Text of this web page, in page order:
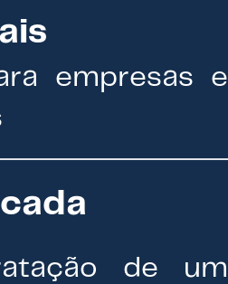
empresas e
de um